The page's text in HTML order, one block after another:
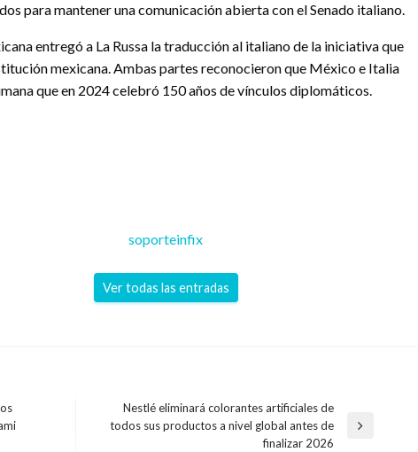
para mantener una comunicación abierta con el Senado italiano.
entregó a La Russa la traducción al italiano de la iniciativa que
mexicana. Ambas partes reconocieron que México e Italia
que en 2024 celebró 150 años de vínculos diplomáticos.
soporteinfix
Ver todas las entradas
Entrada
Nestlé eliminará colorantes artificiales de
todos sus productos a nivel global antes de
finalizar 2026